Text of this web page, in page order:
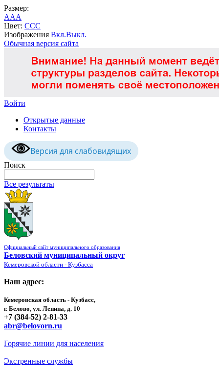
Размер:
AAA
Цвет: CCC
Изображения Вкл.Выкл.
Обычная версия сайта
Войти
Открытые данные
Контакты
Версия для слабовидящих
Поиск
Все результаты
Официальный сайт муниципального образования
Беловский муниципальный округ
Кемеровской области - Кузбасса
Наш адрес:
Кемеровская область - Кузбасс,
г. Белово, ул. Ленина, д. 10
+7 (384-52) 2-81-33
abr@belovorn.ru
Горячие линии для населения
Экстренные службы